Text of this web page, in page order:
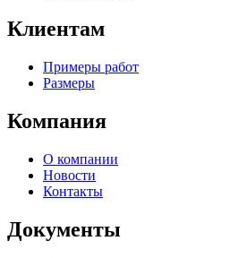
Клиентам
Примеры работ
Размеры
Компания
О компании
Новости
Контакты
Документы